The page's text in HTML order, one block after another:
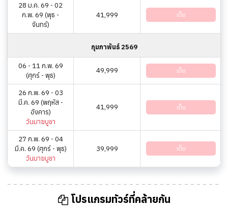
28 ม.ค. 69 - 02
ก.พ. 69 (พุธ -
จันทร์)
41,999 เต็ม
กุมภาพันธ์ 2569
06 - 11 ก.พ. 69
(ศุกร์ - พุธ)
49,999 เต็ม
26 ก.พ. 69 - 03
มี.ค. 69 (พฤหัส -
อังคาร)
วันมาฆบูชา
41,999 เต็ม
27 ก.พ. 69 - 04
มี.ค. 69 (ศุกร์ - พุธ)
วันมาฆบูชา
39,999 เต็ม
โปรแกรมทัวร์ที่คล้ายกัน